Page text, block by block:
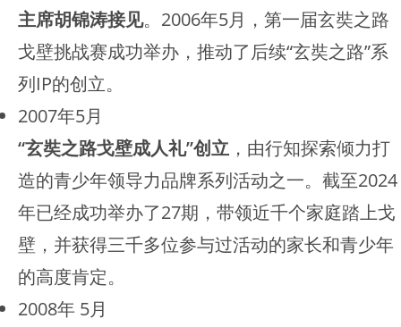
主席胡锦涛接见。2006年5月，第一届玄奘之路
戈壁挑战赛成功举办，推动了后续“玄奘之路”系
列IP的创立。
2007年5月
“玄奘之路戈壁成人礼”创立 ，由行知探索倾力打
造的青少年领导力品牌系列活动之一。截至2024
年已经成功举办了27期，带领近千个家庭踏上戈
壁，并获得三千多位参与过活动的家长和青少年
的高度肯定。
2008年 5月